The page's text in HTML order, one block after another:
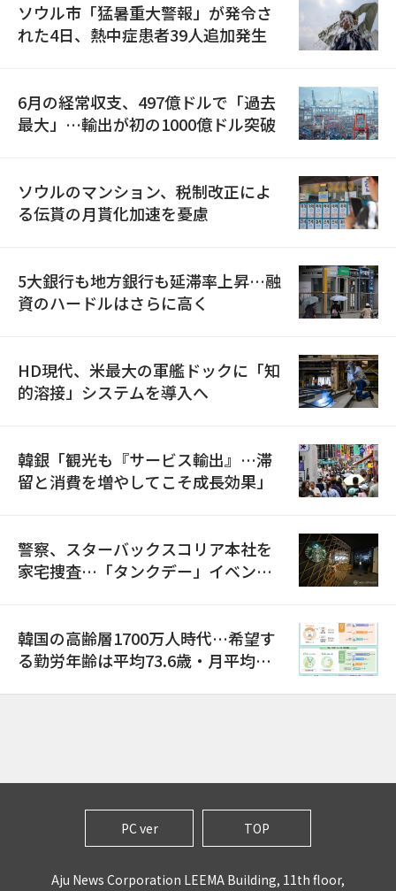
ソウル市「猛暑重大警報」が発令さ
れた4日、熱中症患者39人追加発生
6月の経常収支、497億ドルで「過去
最大」…輸出が初の1000億ドル突破
ソウルのマンション、税制改正によ
る伝貰の月貰化加速を憂慮
5大銀行も地方銀行も延滞率上昇…融
資のハードルはさらに高く
HD現代、米最大の軍艦ドックに「知
的溶接」システムを導入へ
韓銀「観光も『サービス輸出』…滞
留と消費を増やしてこそ成長効果」
警察、スターバックスコリア本社を
家宅捜査…「タンクデー」イベント
韓国の高齢層1700万人時代…希望す
る勤労年齢は平均73.6歳・月平均賃
PC ver TOP
Aju News Corporation LEEMA Building, 11th floor,